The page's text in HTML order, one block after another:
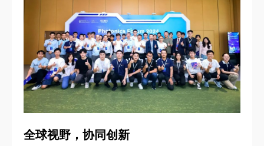
全球视野，协同创新